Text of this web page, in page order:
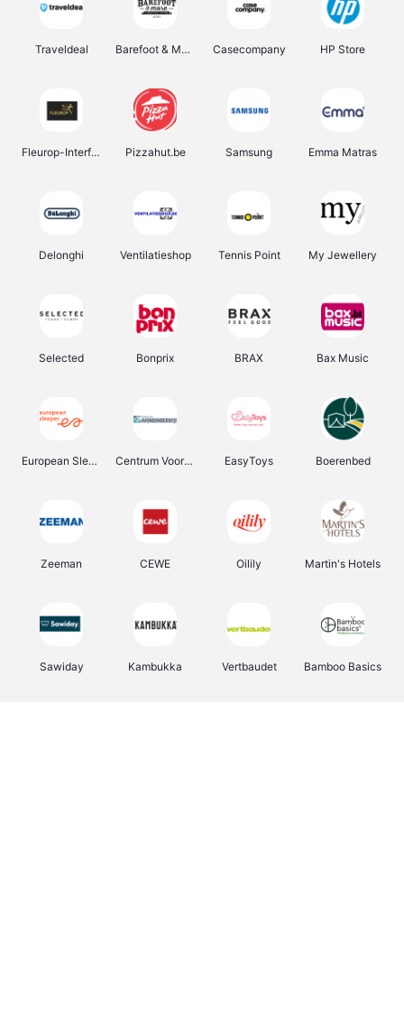
Traveldeal Barefoot & More Casecompany HP Store
Fleurop-Interflora Pizzahut.be Samsung Emma Matras
Delonghi Ventilatieshop Tennis Point My Jewellery
Selected Bonprix BRAX Bax Music
European Sleeper Centrum Voor Avondonderwijs EasyToys Boerenbed
Zeeman CEWE Oilily Martin's Hotels
Sawiday Kambukka Vertbaudet Bamboo Basics